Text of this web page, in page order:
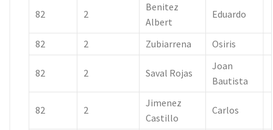
82 2
Benitez
Albert
Eduardo
82 2 Zubiarrena Osiris
82 2 Saval Rojas
Joan
Bautista
82 2
Jimenez
Castillo
Carlos